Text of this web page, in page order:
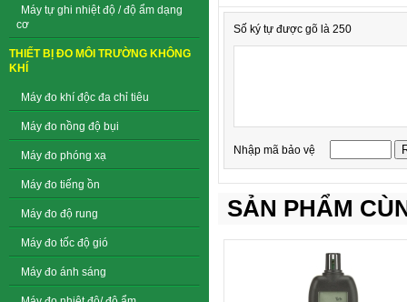
Máy tự ghi nhiệt độ / độ ẩm dạng
cơ
THIẾT BỊ ĐO MÔI TRƯỜNG KHÔNG
KHÍ
Máy đo khí độc đa chỉ tiêu
Máy đo nồng độ bụi
Máy đo phóng xạ
Máy đo tiếng ồn
Máy đo độ rung
Máy đo tốc độ gió
Máy đo ánh sáng
Số ký tự được gõ là 250
Nhập mã bảo vệ
SẢN PHẨM